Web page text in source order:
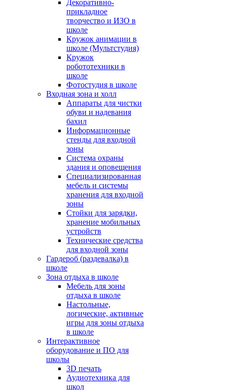
Декоративно-
прикладное
творчество и ИЗО в
школе
Кружок анимации в
школе (Мультстудия)
Кружок
робототехники в
школе
Фотостудия в школе
Входная зона и холл
Аппараты для чистки
обуви и надевания
бахил
Информационные
стенды для входной
зоны
Система охраны
здания и оповещения
Специализированная
мебель и системы
хранения для входной
зоны
Стойки для зарядки,
хранение мобильных
устройств
Технические средства
для входной зоны
Гардероб (раздевалка) в
школе
Зона отдыха в школе
Мебель для зоны
отдыха в школе
Настольные,
логические, активные
игры для зоны отдыха
в школе
Интерактивное
оборудование и ПО для
школы
3D печать
Аудиотехника для
школ